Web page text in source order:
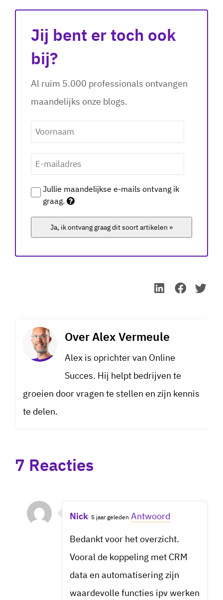
Jij bent er toch ook
bij?
Al ruim 5.000 professionals ontvangen
maandelijks onze blogs.
Voornaam *
E-
mailadres *
Jullie maandelijkse e-mails ontvang ik
graag.
Ja, ik ontvang graag dit soort artikelen »
OverAlex Vermeule
Alex is oprichter van Online
Succes. Hij helpt bedrijven te
groeien door vragen te stellen en zijn kennis
te delen.
7 Reacties
Nick 5 jaar geleden Antwoord
Bedankt voor het overzicht.
Vooral de koppeling met CRM
data en automatisering zijn
waardevolle functies ipv werken